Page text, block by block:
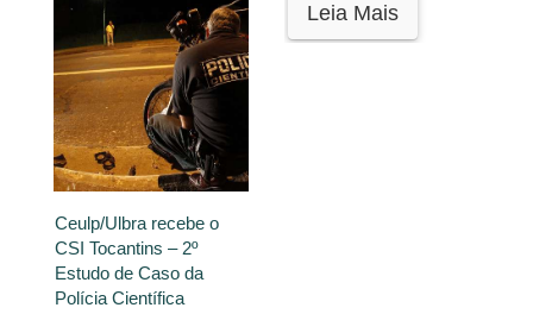
Leia Mais Leia Mais
Ceulp/Ulbra recebe o
CSI Tocantins – 2º
Estudo de Caso da
Polícia Científica